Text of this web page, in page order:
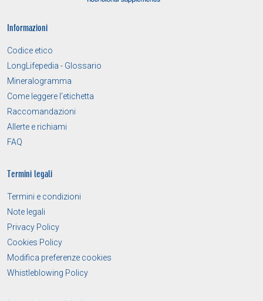
Informazioni
Codice etico
LongLifepedia - Glossario
Mineralogramma
Come leggere l'etichetta
Raccomandazioni
Allerte e richiami
FAQ
Termini legali
Termini e condizioni
Note legali
Privacy Policy
Cookies Policy
Modifica preferenze cookies
Whistleblowing Policy